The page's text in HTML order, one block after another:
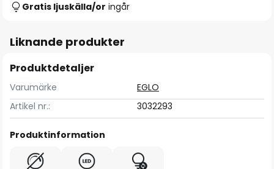
Gratis ljuskälla/or ingår
Liknande produkter
Produktdetaljer
Varumärke
EGLO
Artikel nr.:
3032293
Produktinformation